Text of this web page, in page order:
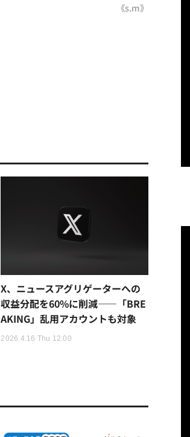
《s.m》
X、ニュースアグリゲーターへの
収益分配を60%に削減——「BRE
AKING」乱用アカウントも対象
2026.4.16 Thu 12:00